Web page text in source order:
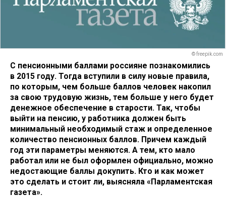
© freepik.com
С пенсионными баллами россияне познакомились
в 2015 году. Тогда вступили в силу новые правила,
по которым, чем больше баллов человек накопил
за свою трудовую жизнь, тем больше у него будет
денежное обеспечение в старости. Так, чтобы
выйти на пенсию, у работника должен быть
минимальный необходимый стаж и определенное
количество пенсионных баллов. Причем каждый
год эти параметры меняются. А тем, кто мало
работал или не был оформлен официально, можно
недостающие баллы докупить. Кто и как может
это сделать и стоит ли, выясняла «Парламентская
газета».